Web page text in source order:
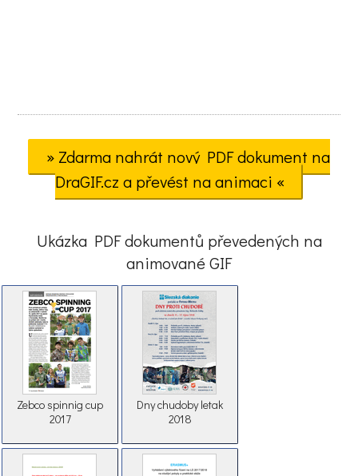
» Zdarma nahrát nový PDF dokument na
DraGIF.cz a převést na animaci «
Ukázka PDF dokumentů převedených na
animované GIF
Zebco spinnig cup
2017
Dny chudoby letak
2018